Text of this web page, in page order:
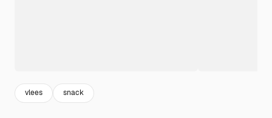
vlees snack